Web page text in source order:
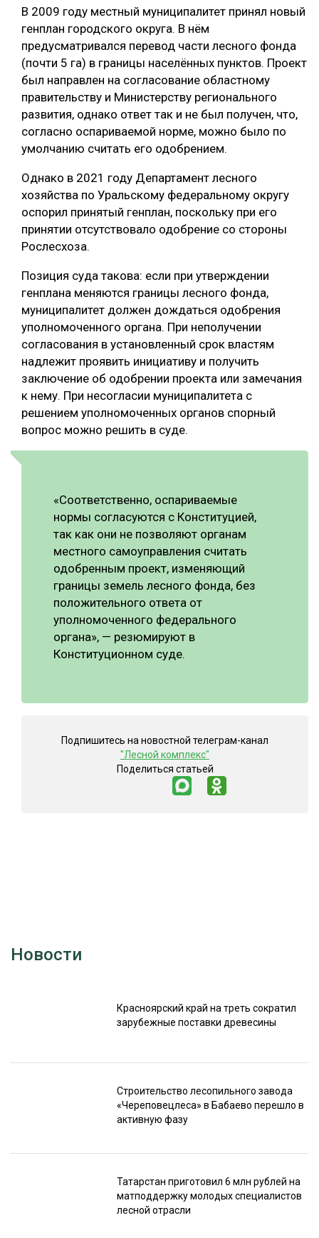
МЕБЕЛЬНОЕ ПРОИЗВОДСТВО
В 2009 году местный муниципалитет принял новый
генплан городского округа. В нём
предусматривался перевод части лесного фонда
(почти 5 га) в границы населённых пунктов. Проект
был направлен на согласование областному
правительству и Министерству регионального
развития, однако ответ так и не был получен, что,
согласно оспариваемой норме, можно было по
умолчанию считать его одобрением.
Однако в 2021 году Департамент лесного
хозяйства по Уральскому федеральному округу
оспорил принятый генплан, поскольку при его
принятии отсутствовало одобрение со стороны
Рослесхоза.
Позиция суда такова: если при утверждении
генплана меняются границы лесного фонда,
муниципалитет должен дождаться одобрения
уполномоченного органа. При неполучении
согласования в установленный срок властям
надлежит проявить инициативу и получить
заключение об одобрении проекта или замечания
к нему. При несогласии муниципалитета с
решением уполномоченных органов спорный
вопрос можно решить в суде.
«Соответственно, оспариваемые
нормы согласуются с Конституцией,
так как они не позволяют органам
местного самоуправления считать
одобренным проект, изменяющий
границы земель лесного фонда, без
положительного ответа от
уполномоченного федерального
органа», — резюмируют в
Конституционном суде.
Подпишитесь на новостной телеграм-канал
"Лесной комплекс"
Поделиться статьей
Новости
Красноярский край на треть сократил
зарубежные поставки древесины
Строительство лесопильного завода
«Череповецлеса» в Бабаево перешло в
активную фазу
Татарстан приготовил 6 млн рублей на
матподдержку молодых специалистов
лесной отрасли